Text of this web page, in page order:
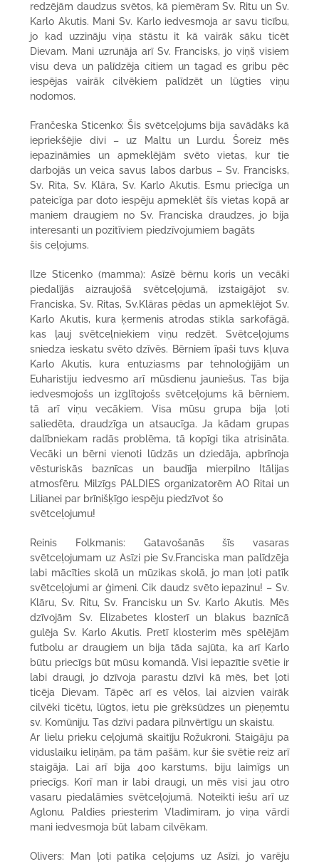
redzējām daudzus svētos, kā piemēram Sv. Ritu un Sv.
Karlo Akutis. Mani Sv. Karlo iedvesmoja ar savu ticību,
jo kad uzzināju viņa stāstu it kā vairāk sāku ticēt
Dievam. Mani uzrunāja arī Sv. Francisks, jo viņš visiem
visu deva un palīdzēja citiem un tagad es gribu pēc
iespējas vairāk cilvēkiem palīdzēt un lūgties viņu
nodomos.
Frančeska Sticenko: Šis svētceļojums bija savādāks kā
iepriekšējie divi – uz Maltu un Lurdu. Šoreiz mēs
iepazināmies un apmeklējām svēto vietas, kur tie
darbojās un veica savus labos darbus – Sv. Francisks,
Sv. Rita, Sv. Klāra, Sv. Karlo Akutis. Esmu priecīga un
pateicīga par doto iespēju apmeklēt šīs vietas kopā ar
maniem draugiem no Sv. Franciska draudzes, jo bija
interesanti un pozitīviem piedzīvojumiem bagāts
šis ceļojums.
Ilze Sticenko (mamma): Asīzē bērnu koris un vecāki
piedalījās aizraujošā svētceļojumā, izstaigājot sv.
Franciska, Sv. Ritas, Sv.Klāras pēdas un apmeklējot Sv.
Karlo Akutis, kura ķermenis atrodas stikla sarkofāgā,
kas ļauj svētceļniekiem viņu redzēt. Svētceļojums
sniedza ieskatu svēto dzīvēs. Bērniem īpaši tuvs kļuva
Karlo Akutis, kura entuziasms par tehnoloģijām un
Euharistiju iedvesmo arī mūsdienu jauniešus. Tas bija
iedvesmojošs un izglītojošs svētceļojums kā bērniem,
tā arī viņu vecākiem. Visa mūsu grupa bija ļoti
saliedēta, draudzīga un atsaucīga. Ja kādam grupas
dalībniekam radās problēma, tā kopīgi tika atrisināta.
Vecāki un bērni vienoti lūdzās un dziedāja, apbrīnoja
vēsturiskās baznīcas un baudīja mierpilno Itālijas
atmosfēru. Milzīgs PALDIES organizatorēm AO Ritai un
Lilianei par brīnišķīgo iespēju piedzīvot šo
svētceļojumu!
Reinis Folkmanis: Gatavošanās šīs vasaras
svētceļojumam uz Asīzi pie Sv.Franciska man palīdzēja
labi mācīties skolā un mūzikas skolā, jo man ļoti patīk
svētceļojumi ar ģimeni. Cik daudz svēto iepazinu! – Sv.
Klāru, Sv. Ritu, Sv. Francisku un Sv. Karlo Akutis. Mēs
dzīvojām Sv. Elizabetes klosterī un blakus baznīcā
gulēja Sv. Karlo Akutis. Pretī klosterim mēs spēlējām
futbolu ar draugiem un bija tāda sajūta, ka arī Karlo
būtu priecīgs būt mūsu komandā. Visi iepazītie svētie ir
labi draugi, jo dzīvoja parastu dzīvi kā mēs, bet ļoti
ticēja Dievam. Tāpēc arī es vēlos, lai aizvien vairāk
cilvēki ticētu, lūgtos, ietu pie grēksūdzes un pieņemtu
sv. Komūniju. Tas dzīvi padara pilnvērtīgu un skaistu.
Ar lielu prieku ceļojumā skaitīju Rožukroni. Staigāju pa
viduslaiku ieliņām, pa tām pašām, kur šie svētie reiz arī
staigāja. Lai arī bija 40o karstums, biju laimīgs un
priecīgs. Korī man ir labi draugi, un mēs visi jau otro
vasaru piedalāmies svētceļojumā. Noteikti iešu arī uz
Aglonu. Paldies priesterim Vladimiram, jo viņa vārdi
mani iedvesmoja būt labam cilvēkam.
Olivers: Man ļoti patika ceļojums uz Asīzi, jo varēju